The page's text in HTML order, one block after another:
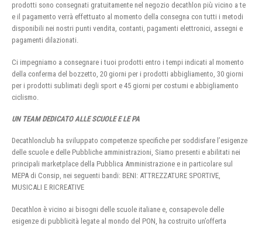
prodotti sono consegnati gratuitamente nel negozio decathlon più vicino a te
e il pagamento verrà effettuato al momento della consegna con tutti i metodi
disponibili nei nostri punti vendita, contanti, pagamenti elettronici, assegni e
pagamenti dilazionati.
Ci impegniamo a consegnare i tuoi prodotti entro i tempi indicati al momento
della conferma del bozzetto, 20 giorni per i prodotti abbigliamento, 30 giorni
per i prodotti sublimati degli sport e 45 giorni per costumi e abbigliamento
ciclismo.
UN TEAM DEDICATO ALLE SCUOLE E LE PA
Decathlonclub ha sviluppato competenze specifiche per soddisfare l’esigenze
delle scuole e delle Pubbliche amministrazioni, Siamo presenti e abilitati nei
principali marketplace della Pubblica Amministrazione e in particolare sul
MEPA di Consip, nei seguenti bandi: BENI: ATTREZZATURE SPORTIVE,
MUSICALI E RICREATIVE
Decathlon è vicino ai bisogni delle scuole italiane e, consapevole delle
esigenze di pubblicità legate al mondo del PON, ha costruito un’offerta